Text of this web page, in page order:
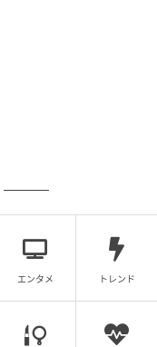
夫から義母にやんわり
読む
エンタメ トレンド